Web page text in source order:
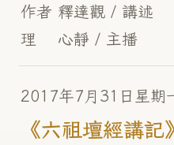
作者 釋達觀 / 講述
理 心靜 / 主播
2017年7月31日星期
《六祖壇經講記